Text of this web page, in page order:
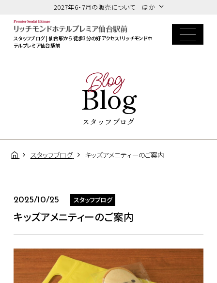
2027年6・7月の販売について ほか
スタッフブログ | 仙台駅から徒歩3分の好アクセス！リッチモンドホ
テルプレミア仙台駅前
Blog
Blog
スタッフブログ
スタッフブログ キッズアメニティーのご案内
2025/10/25 スタッフブログ
キッズアメニティーのご案内